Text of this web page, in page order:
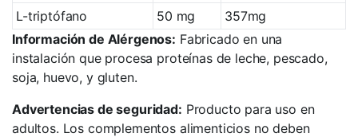
L-triptófano
50 mg
357mg
Información de Alérgenos: Fabricado en una
instalación que procesa proteínas de leche, pescado,
soja, huevo, y gluten.
Advertencias de seguridad: Producto para uso en
adultos. Los complementos alimenticios no deben